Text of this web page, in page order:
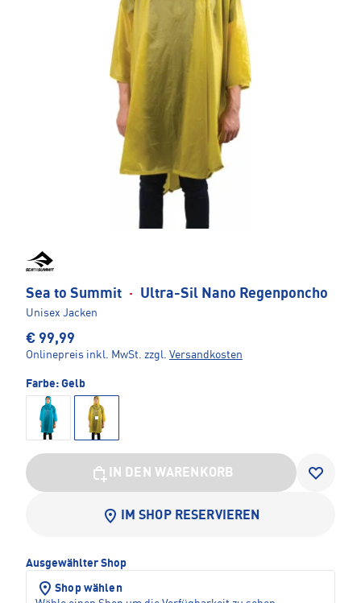
Sea to Summit · Ultra-Sil Nano Regenponcho
Unisex Jacken
€ 99,99
Onlinepreis inkl. MwSt. zzgl. Versandkosten
Farbe: Gelb
IN DEN WARENKORB
IM SHOP RESERVIEREN
Ausgewählter Shop
Shop wählen